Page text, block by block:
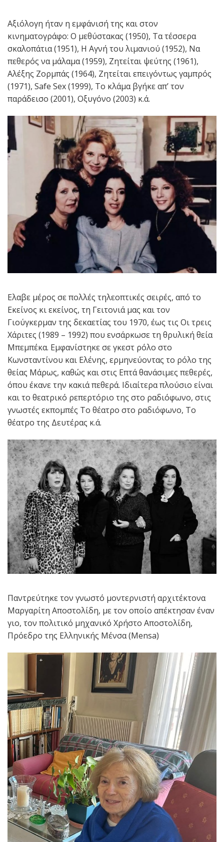
Αξιόλογη ήταν η εμφάνισή της και στον
κινηματογράφο: Ο μεθύστακας (1950), Τα τέσσερα
σκαλοπάτια (1951), Η Αγνή του λιμανιού (1952), Να
πεθερός να μάλαμα (1959), Ζητείται ψεύτης (1961),
Αλέξης Ζορμπάς (1964), Ζητείται επειγόντως γαμπρός
(1971), Safe Sex (1999), Το κλάμα βγήκε απ’ τον
παράδεισο (2001), Οξυγόνο (2003) κ.ά.
Ελαβε μέρος σε πολλές τηλεοπτικές σειρές, από το
Εκείνος κι εκείνος, τη Γειτονιά μας και τον
Γιούγκερμαν της δεκαετίας του 1970, έως τις Οι τρεις
Χάριτες (1989 – 1992) που ενσάρκωσε τη θρυλική θεία
Μπεμπέκα. Εμφανίστηκε σε γκεστ ρόλο στο
Κωνσταντίνου και Ελένης, ερμηνεύοντας το ρόλο της
θείας Μάρως, καθώς και στις Επτά θανάσιμες πεθερές,
όπου έκανε την κακιά πεθερά. Ιδιαίτερα πλούσιο είναι
και το θεατρικό ρεπερτόριο της στο ραδιόφωνο, στις
γνωστές εκπομπές Το θέατρο στο ραδιόφωνο, Το
θέατρο της Δευτέρας κ.ά.
Παντρεύτηκε τον γνωστό μοντερνιστή αρχιτέκτονα
Μαργαρίτη Αποστολίδη, με τον οποίο απέκτησαν έναν
γιο, τον πολιτικό μηχανικό Χρήστο Αποστολίδη,
Πρόεδρο της Ελληνικής Μένσα (Mensa)